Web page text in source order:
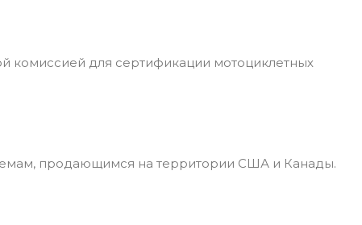
комиссией для сертификации мотоциклетных
продающимся на территории США и Канады.